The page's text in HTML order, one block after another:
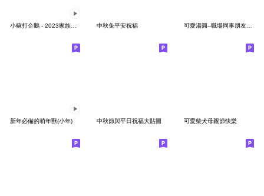
小蘇打企鵝 - 2023家族變裝派對 中秋兔平安祝福 可愛湯圓--職場同事朋友常用
新年必備的萌年獸(小年) 中秋節與平日祝福大貼圖 可愛柴犬母親節快樂